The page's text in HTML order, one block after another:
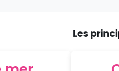
Les